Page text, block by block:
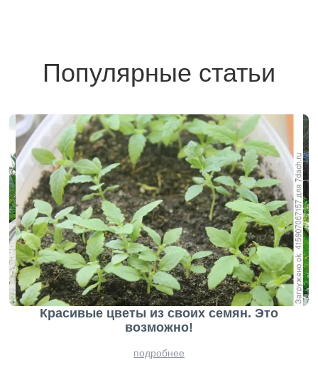
Популярные статьи
Красивые цветы из своих семян. Это
возможно!
подробнее